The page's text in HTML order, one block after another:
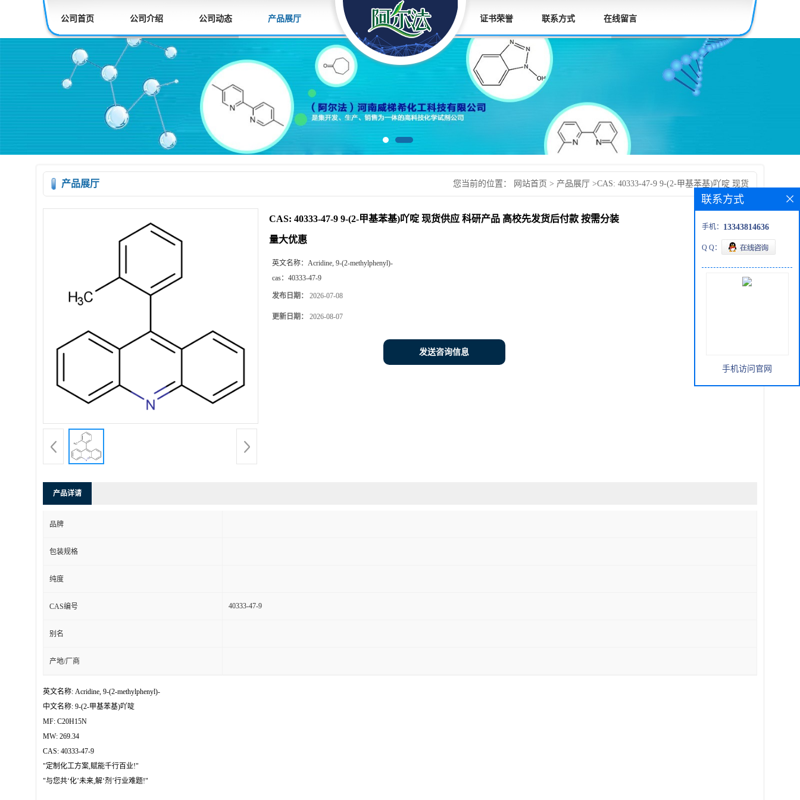
公司首页 公司介绍 公司动态 产品展厅 证书荣誉 联系方式 在线留言
产品展厅 您当前的位置： 网站首页 > 产品展厅 >CAS: 40333-47-9 9-(2-甲基苯基)吖啶 现货
CAS: 40333-47-9 9-(2-甲基苯基)吖啶 现货供应 科研产品 高校先发货后付款 按需分装
量大优惠
英文名称： Acridine, 9-(2-methylphenyl)-
cas： 40333-47-9
发布日期： 2026-07-08
更新日期： 2026-08-07
发送咨询信息
产品详请
品牌
包装规格
纯度
CAS编号 40333-47-9
别名
产地/厂商
英文名称: Acridine, 9-(2-methylphenyl)-
中文名称: 9-(2-甲基苯基)吖啶
MF: C20H15N
MW: 269.34
CAS: 40333-47-9
"定制化工方案,赋能千行百业!"
"与您共‘化’未来,解‘剂’行业难题!"
联系方式
手机： 13343814636
Q Q：
手机访问官网